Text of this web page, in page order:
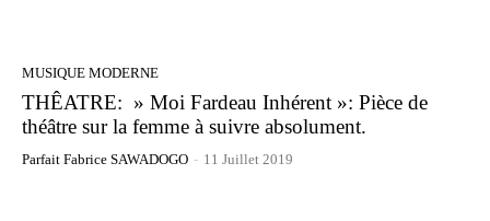
MUSIQUE MODERNE
THÊATRE: » Moi Fardeau Inhérent »: Pièce de
théâtre sur la femme à suivre absolument.
Parfait Fabrice SAWADOGO - 11 Juillet 2019